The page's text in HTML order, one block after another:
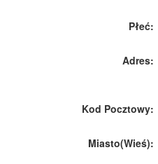
Płeć:
Adres:
Kod Pocztowy:
Miasto(Wieś):